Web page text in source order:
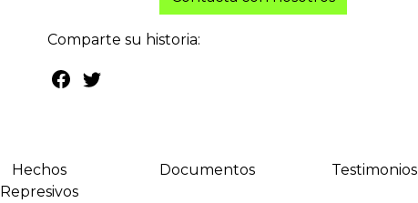
Comparte su historia:
Hechos
Represivos
Documentos Testimonios